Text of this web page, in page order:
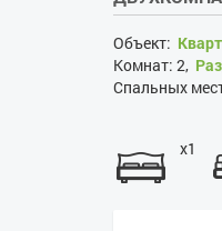
Объект:
Комнат: 2,
Спальных
x1